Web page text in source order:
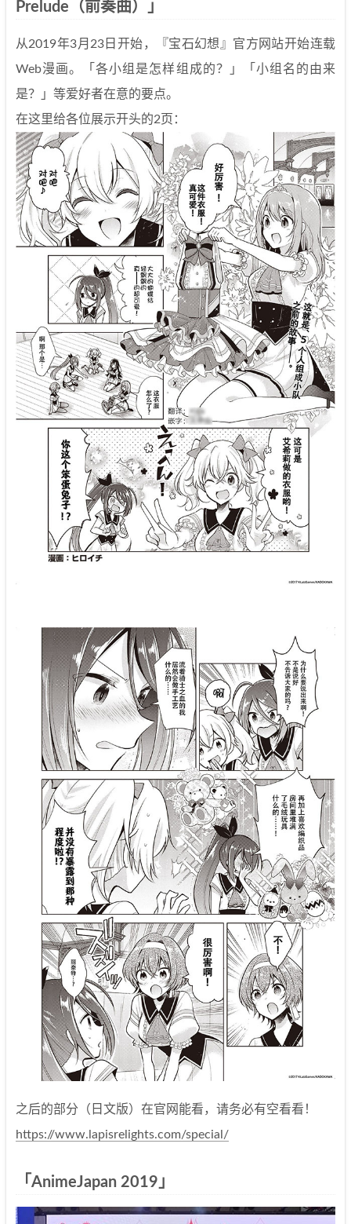
Prelude（前奏曲）」
从2019年3月23日开始，『宝石幻想』官方网站开始连载
Web漫画。「各小组是怎样组成的？」「小组名的由来
是？」等爱好者在意的要点。
在这里给各位展示开头的2页：
之后的部分（日文版）在官网能看，请务必有空看看！
https://www.lapisrelights.com/special/
「AnimeJapan 2019」